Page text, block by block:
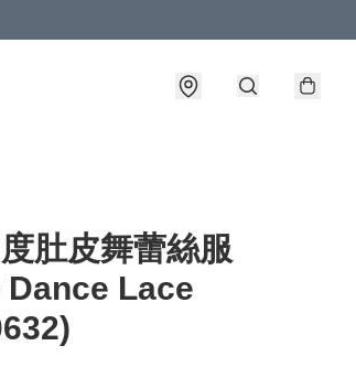
肚皮舞蕾絲服
Lace